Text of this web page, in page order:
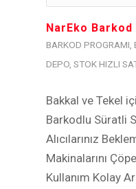
NarEko
BARKOD PROGRAMI,
DEPO, STOK HIZLI
Bakkal ve Tekel
Barkodlu Süratli
Alıcılarınız
Makinalarını
Kullanım Kolay